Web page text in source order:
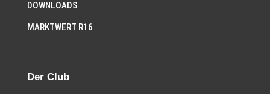
DOWNLOADS
MARKTWERT R16
Der Club